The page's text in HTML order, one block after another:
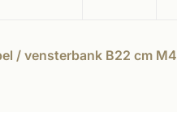
/ vensterbank B22 cm M4